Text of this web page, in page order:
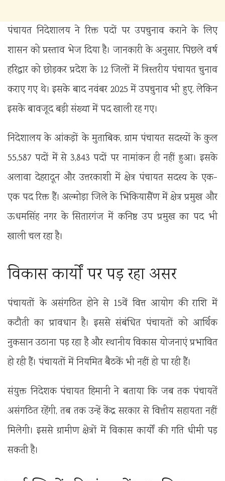
पंचायत निदेशालय ने रिक्त पदों पर उपचुनाव कराने के लिए
शासन को प्रस्ताव भेज दिया है। जानकारी के अनुसार, पिछले वर्ष
हरिद्वार को छोड़कर प्रदेश के 12 जिलों में त्रिस्तरीय पंचायत चुनाव
कराए गए थे। इसके बाद नवंबर 2025 में उपचुनाव भी हुए, लेकिन
इसके बावजूद बड़ी संख्या में पद खाली रह गए।
निदेशालय के आंकड़ों के मुताबिक, ग्राम पंचायत सदस्यों के कुल
55,587 पदों में से 3,843 पदों पर नामांकन ही नहीं हुआ। इसके
अलावा देहरादून और उत्तरकाशी में क्षेत्र पंचायत सदस्य के एक-
एक पद रिक्त हैं। अल्मोड़ा जिले के भिकियासैंण में क्षेत्र प्रमुख और
ऊधमसिंह नगर के सितारगंज में कनिष्ठ उप प्रमुख का पद भी
खाली चल रहा है।
विकास कार्यों पर पड़ रहा असर
पंचायतों के असंगठित होने से 15वें वित्त आयोग की राशि में
कटौती का प्रावधान है। इससे संबंधित पंचायतों को आर्थिक
नुकसान उठाना पड़ रहा है और स्थानीय विकास योजनाएं प्रभावित
हो रही हैं। पंचायतों में नियमित बैठकें भी नहीं हो पा रही हैं।
संयुक्त निदेशक पंचायत हिमानी ने बताया कि जब तक पंचायतें
असंगठित रहेंगी, तब तक उन्हें केंद्र सरकार से वित्तीय सहायता नहीं
मिलेगी। इससे ग्रामीण क्षेत्रों में विकास कार्यों की गति धीमी पड़
सकती है।